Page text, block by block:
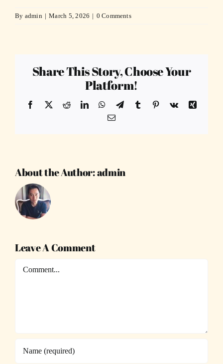
By admin | March 5, 2026 | 0 Comments
Share This Story, Choose Your
Platform!
Facebook
X RedditLinkedInWhatsApp
TelegramTumblr Pinterest
Vk
Xing
Email
About the Author:admin
Leave A Comment
Comment